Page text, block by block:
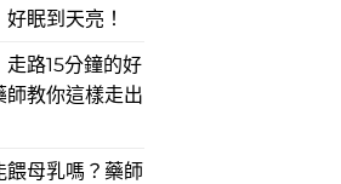
好眠到天亮！
路15分鐘的好
師教你這樣走出
餵母乳嗎？藥師